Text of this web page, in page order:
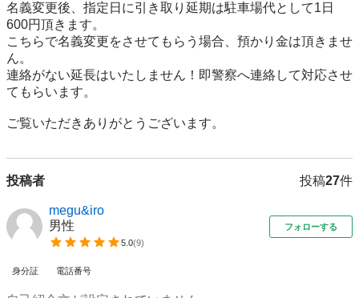
名義変更後、指定日に引き取り延期は駐車場代として1日
600円頂きます。
こちらで名義変更をさせてもらう場合、預かり金は頂きませ
ん。
連絡がない延長はいたしません！即警察へ連絡して対応させ
てもらいます。
ご覧いただきありがとうございます。
投稿者 投稿27件
megu&iro
男性
5.0(9)
フォローする
身分証 電話番号